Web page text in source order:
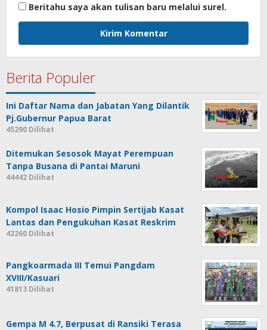
Beritahu saya akan tulisan baru melalui surel.
Berita Populer
Ini Daftar Nama dan Jabatan Yang Dilantik
Pj.Gubernur Papua Barat
45290 Dilihat
Ditemukan Sesosok Mayat Perempuan
Tanpa Busana di Pantai Maruni
44442 Dilihat
Kompol Isaac Hosio Pimpin Sertijab Kasat
Lantas dan Pengukuhan Kasat Reskrim
42260 Dilihat
Pangkoarmada III Temui Pangdam
XVIII/Kasuari
41813 Dilihat
Gempa M 4.7, Berpusat di Ransiki Terasa